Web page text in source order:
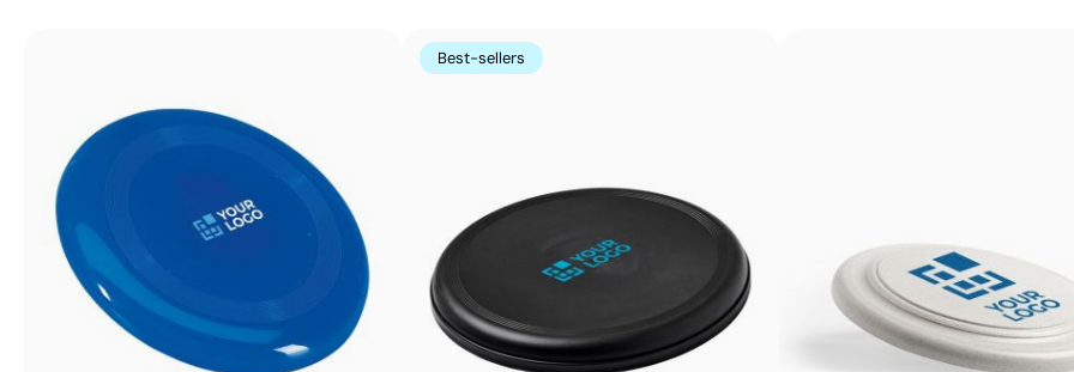
Best-sellers